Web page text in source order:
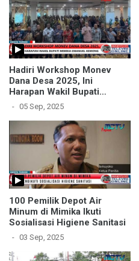
Hadiri Workshop Monev
Dana Desa 2025, Ini
Harapan Wakil Bupati
Mimika Emanuel Kemong
05 Sep, 2025
100 Pemilik Depot Air
Minum di Mimika Ikuti
Sosialisasi Higiene Sanitasi
03 Sep, 2025